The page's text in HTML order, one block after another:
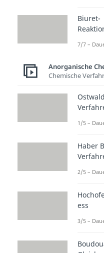
Da du
wissen,
umsetzt.
Die
anderen
Biuret-
7/7 –
Anorganische
Chemische
Ostwald
1/5 –
Haber
2/5 –
ess
3/5 –